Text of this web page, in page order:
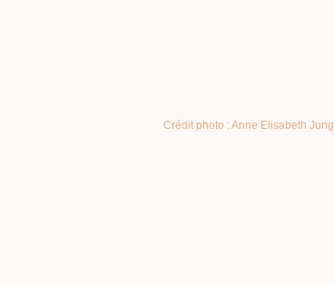
Crédit photo : Anne Elisabeth Jung